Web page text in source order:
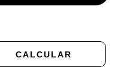
CALCULAR